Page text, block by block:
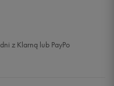
z Klarną lub PayPo